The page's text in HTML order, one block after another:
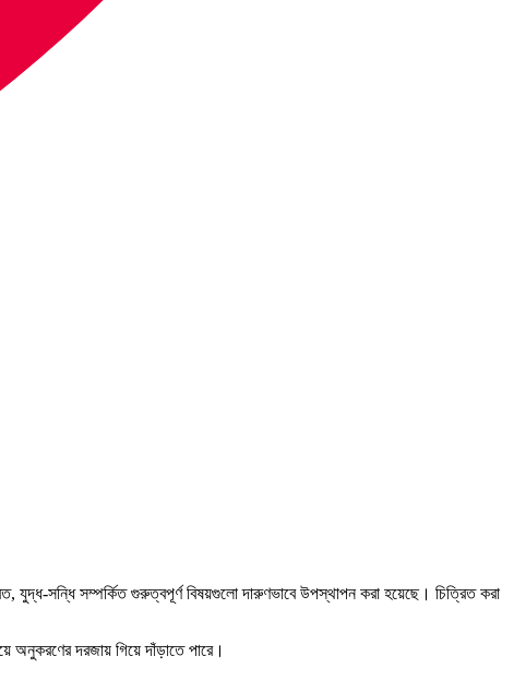
‍যুদ্ধ-সন্ধি সম্পর্কিত গুরুত্বপূর্ণ বিষয়গুলো দারুণভাবে উপস্থাপন করা হয়েছে। চিত্রিত করা
অনুকরণের দরজায় গিয়ে দাঁড়াতে পারে।